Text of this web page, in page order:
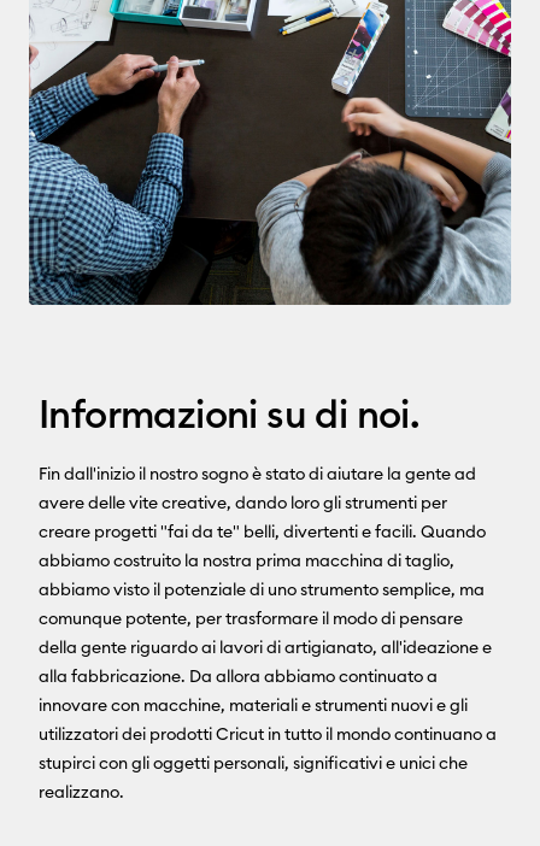
Informazioni su di noi.
Fin dall'inizio il nostro sogno è stato di aiutare la gente ad
avere delle vite creative, dando loro gli strumenti per
creare progetti "fai da te" belli, divertenti e facili. Quando
abbiamo costruito la nostra prima macchina di taglio,
abbiamo visto il potenziale di uno strumento semplice, ma
comunque potente, per trasformare il modo di pensare
della gente riguardo ai lavori di artigianato, all'ideazione e
alla fabbricazione. Da allora abbiamo continuato a
innovare con macchine, materiali e strumenti nuovi e gli
utilizzatori dei prodotti Cricut in tutto il mondo continuano a
stupirci con gli oggetti personali, significativi e unici che
realizzano.